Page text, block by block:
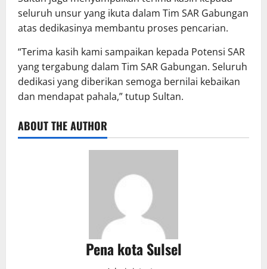
seluruh unsur yang ikuta dalam Tim SAR Gabungan
atas dedikasinya membantu proses pencarian.
“Terima kasih kami sampaikan kepada Potensi SAR
yang tergabung dalam Tim SAR Gabungan. Seluruh
dedikasi yang diberikan semoga bernilai kebaikan
dan mendapat pahala,” tutup Sultan.
ABOUT THE AUTHOR
Pena kota Sulsel